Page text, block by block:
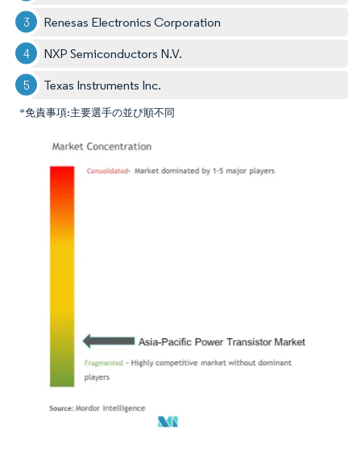
Renesas Electronics Corporation
NXP Semiconductors N.V.
Texas Instruments Inc.
*免責事項:主要選手の並び順不同